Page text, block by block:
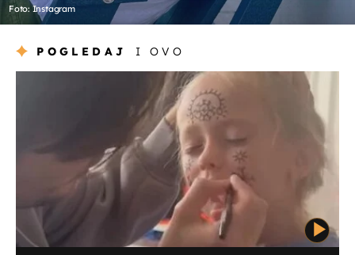
Foto: Instagram
POGLEDAJ I OVO